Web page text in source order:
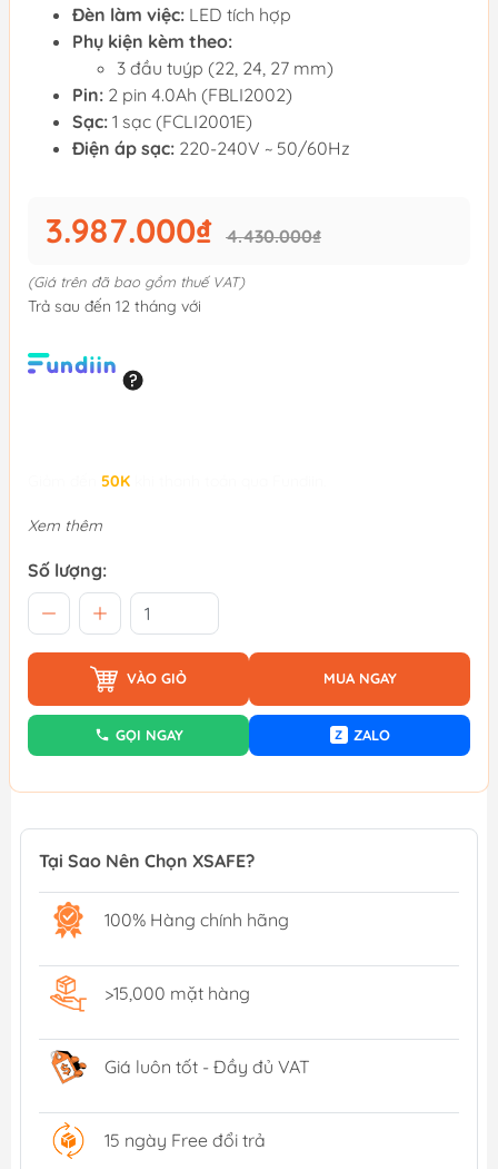
Đèn làm việc: LED tích hợp
Phụ kiện kèm theo:
3 đầu tuýp (22, 24, 27 mm)
Pin: 2 pin 4.0Ah (FBLI2002)
Sạc: 1 sạc (FCLI2001E)
Điện áp sạc: 220-240V ~ 50/60Hz
3.987.000₫ 4.430.000₫
(Giá trên đã bao gồm thuế VAT)
Trả sau đến 12 tháng với
50K
Xem thêm
Số lượng:
VÀO GIỎ MUA NGAY
GỌI NGAY Z ZALO
Tại Sao Nên Chọn XSAFE?
100% Hàng chính hãng
>15,000 mặt hàng
Giá luôn tốt - Đầy đủ VAT
15 ngày Free đổi trả